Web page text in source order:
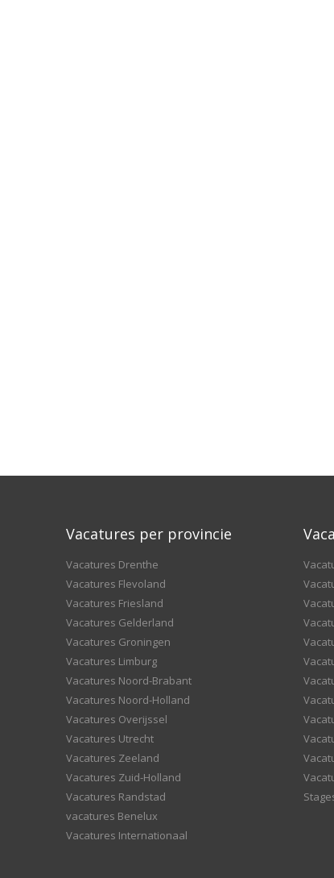
Vacatures per provincie
Vacatures Drenthe
Vacatures Flevoland
Vacatures Friesland
Vacatures Gelderland
Vacatures Groningen
Vacatures Limburg
Vacatures Noord-Brabant
Vacatures Noord-Holland
Vacatures Overijssel
Vacatures Utrecht
Vacatures Zeeland
Vacatures Zuid-Holland
Vacatures Randstad
vacatures Benelux
Vacatures Internationaal